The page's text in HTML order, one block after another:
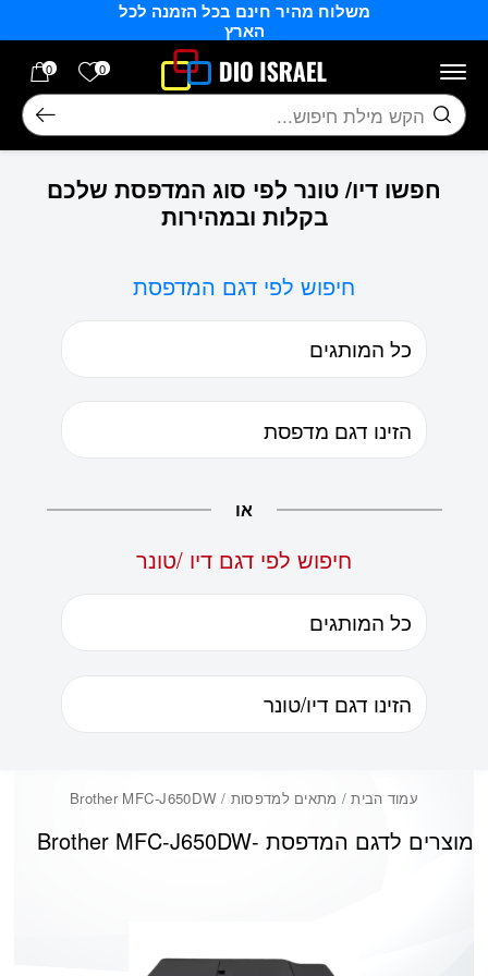
משלוח מהיר חינם בכל הזמנה לכל
הארץ
0 הרשימה
0
חיפוש
חפשו דיו/ טונר לפי סוג המדפסת שלכם
בקלות ובמהירות
חיפוש לפי דגם המדפסת
או
חיפוש לפי דגם דיו /טונר
עמוד הבית/ מתאים למדפסות / Brother MFC-J650DW
Brother MFC-J650DWמוצרים לדגם המדפסת -